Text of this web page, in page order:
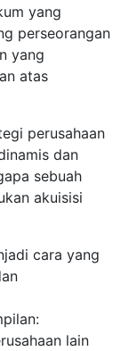
yang
perseorangan
yang
atas
perusahaan
dan
sebuah
akuisisi
cara yang
lain